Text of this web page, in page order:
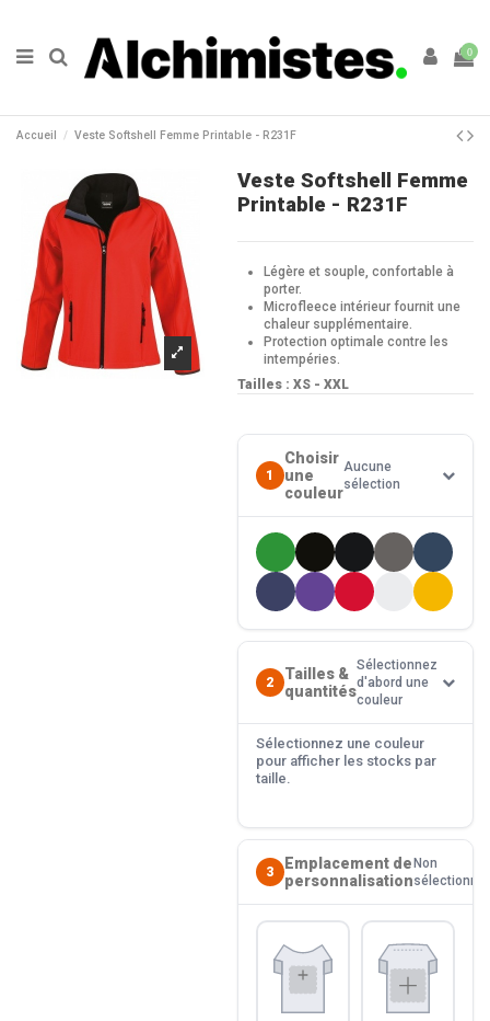
0
Accueil Veste Softshell Femme Printable - R231F
Veste Softshell Femme
Printable - R231F
Légère et souple, confortable à
porter.
Microfleece intérieur fournit une
chaleur supplémentaire.
Protection optimale contre les
intempéries.
Tailles : XS - XXL
1
Choisir
une
couleur
Aucune
sélection
2
Tailles &
quantités
Sélectionnez
d'abord une
couleur
Sélectionnez une couleur
pour afficher les stocks par
taille.
3
Emplacement de
personnalisation
Non
sélectionné